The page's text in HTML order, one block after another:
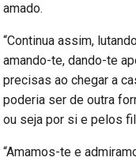
amado.
“Continua assim,
amando-te, dando-te
precisas ao chegar a
poderia ser de outra
ou seja por si e pelos
“Amamos-te e